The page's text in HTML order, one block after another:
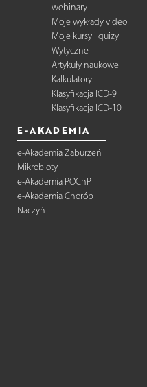
webinary
Moje wykłady video
Moje kursy i quizy
Wytyczne
Artykuły naukowe
Kalkulatory
Klasyfikacja ICD-9
Klasyfikacja ICD-10
E-AKADEMIA
e-Akademia Zaburzeń
Mikrobioty
e-Akademia POChP
e-Akademia Chorób
Naczyń